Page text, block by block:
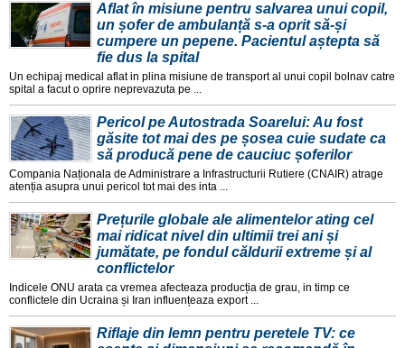
Aflat în misiune pentru salvarea unui copil,
un șofer de ambulanță s-a oprit să-și
cumpere un pepene. Pacientul aștepta să
fie dus la spital
Un echipaj medical aflat in plina misiune de transport al unui copil bolnav catre
spital a facut o oprire neprevazuta pe ...
Pericol pe Autostrada Soarelui: Au fost
găsite tot mai des pe șosea cuie sudate ca
să producă pene de cauciuc șoferilor
Compania Naționala de Administrare a Infrastructurii Rutiere (CNAIR) atrage
atenția asupra unui pericol tot mai des inta ...
Prețurile globale ale alimentelor ating cel
mai ridicat nivel din ultimii trei ani și
jumătate, pe fondul căldurii extreme și al
conflictelor
Indicele ONU arata ca vremea afecteaza producția de grau, in timp ce
conflictele din Ucraina și Iran influențeaza export ...
Riflaje din lemn pentru peretele TV: ce